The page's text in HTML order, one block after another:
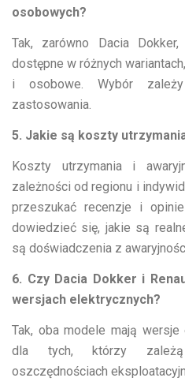
osobowych?
Tak, zarówno Dacia
dostępne w różnych
i osobowe. Wybór
zastosowania.
5. Jakie są koszty
Koszty utrzymania i
zależności od regionu i
przeszukać recenzje i
dowiedzieć się, jakie są
są doświadczenia z
6. Czy Dacia Dokker i
wersjach elektrycznych?
Tak, oba modele mają
dla tych, którzy
oszczędnościach